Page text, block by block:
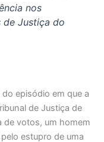
nos
de Justiça do
episódio em que a
de Justiça de
de votos, um homem
estupro de uma